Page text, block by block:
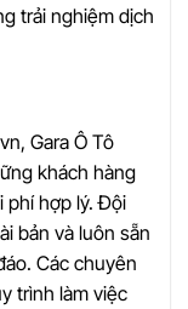
trải nghiệm dịch
Gara Ô Tô
khách hàng
phí hợp lý. Đội
bản và luôn sẵn
Các chuyên
trình làm việc